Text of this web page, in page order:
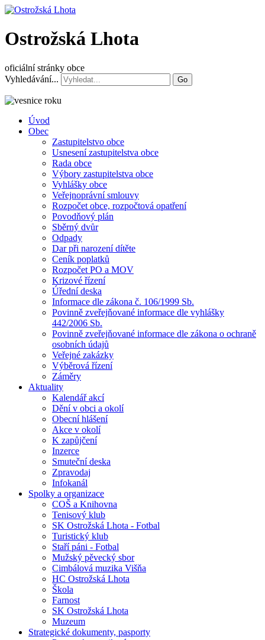
Ostrožská Lhota
oficiální stránky obce
Vyhledávání...
Go
Úvod
Obec
Zastupitelstvo obce
Usnesení zastupitelstva obce
Rada obce
Výbory zastupitelstva obce
Vyhlášky obce
Veřejnoprávní smlouvy
Rozpočet obce, rozpočtová opatření
Povodňový plán
Sběrný dvůr
Odpady
Dar při narození dítěte
Ceník poplatků
Rozpočet PO a MOV
Krizové řízení
Úřední deska
Informace dle zákona č. 106/1999 Sb.
Povinně zveřejňované informace dle vyhlášky
442/2006 Sb.
Povinně zveřejňované informace dle zákona o ochraně
osobních údajů
Veřejné zakázky
Výběrová řízení
Záměry
Aktuality
Kalendář akcí
Dění v obci a okolí
Obecní hlášení
Akce v okolí
K zapůjčení
Inzerce
Smuteční deska
Zpravodaj
Infokanál
Spolky a organizace
COŠ a Knihovna
Tenisový klub
SK Ostrožská Lhota - Fotbal
Turistický klub
Staří páni - Fotbal
Mužský pěvecký sbor
Cimbálová muzika Višňa
HC Ostrožská Lhota
Škola
Farnost
SK Ostrožská Lhota
Muzeum
Strategické dokumenty, pasporty